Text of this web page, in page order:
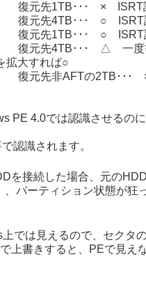
復元先1TB･･･ × ISRT
復元先4TB･･･ ○ ISRT
復元先1TB･･･ ○ ISRT
復元先4TB･･･ △ 一度
拡大すれば○
復元先非AFTの2TB･･･
PE 4.0では認識させるの
認識されます。
を接続した場合、元の
パーティション状態が狂
では見えるので、セクタ
上書きすると、PEで見え